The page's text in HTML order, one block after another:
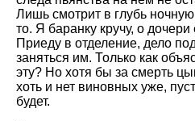
Лишь смотрит в глубь
то. Я баранку кручу, о
Приеду в отделение, дело
заняться им. Только как
эту? Но хотя бы за смерть
хоть и нет виновных уже,
будет.